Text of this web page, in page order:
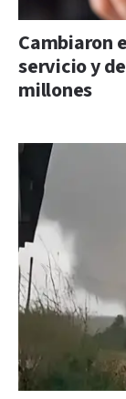
Cambiaron
servicio y
millones